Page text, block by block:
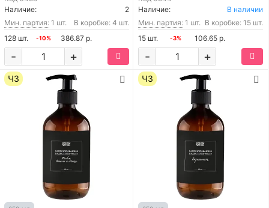
Наличие:
2
Мин. партия: 1 шт.
В коробке: 4 шт.
128 шт.
-10% 386.87 р.
+
-
Наличие:
В наличии
Мин. партия: 1 шт. В коробке: 15 шт.
15 шт.
-3% 106.65 р.
+
-
ЧЗ ЧЗ